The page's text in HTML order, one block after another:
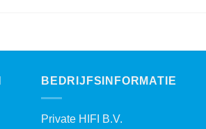
BEDRIJFSINFORMATIE
Private HIFI B.V.